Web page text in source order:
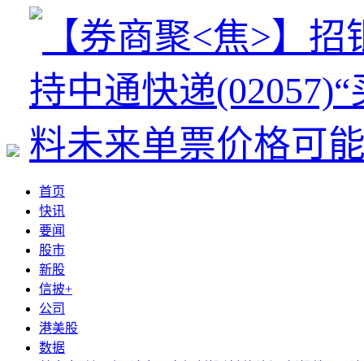
首页
快讯
要闻
股市
新股
信披+
公司
港美股
数据